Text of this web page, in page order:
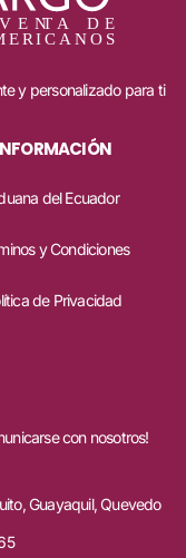
y personalizado para ti
del Ecuador
y Condiciones
de Privacidad
con nosotros!
Guayaquil, Quevedo